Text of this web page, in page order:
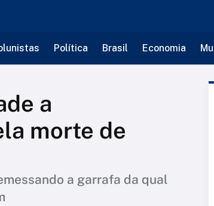
Política Brasil Economia
a
morte de
a garrafa da qual